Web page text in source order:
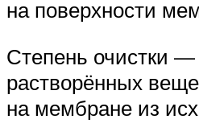
на поверхности
Степень очистки —
растворённых
на мембране из